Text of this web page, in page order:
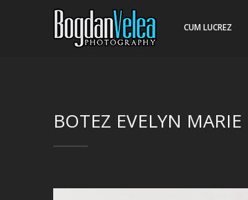
CUM LUCREZ
BOTEZ EVELYN MARIE